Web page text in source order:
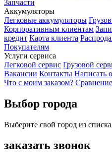
Запчасти
Аккумуляторы
Легковые аккумуляторы
Корпоративным клиентам
кредит Карта клиента
Покупателям
Услуги сервиса
Легковой сервис Грузовой
Вакансии Контакты Написать
Что с моим заказом?
Выбор города
Выберите свой город из списка
заказать звонок